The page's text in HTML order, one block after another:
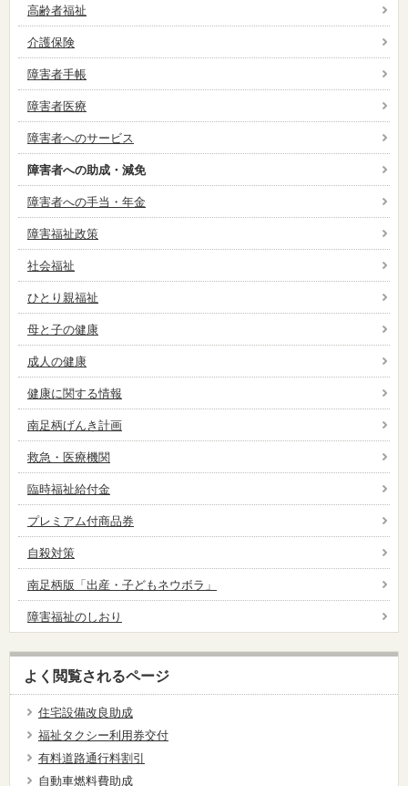
高齢者福祉
介護保険
障害者手帳
障害者医療
障害者へのサービス
障害者への助成・減免
障害者への手当・年金
障害福祉政策
社会福祉
ひとり親福祉
母と子の健康
成人の健康
健康に関する情報
南足柄げんき計画
救急・医療機関
臨時福祉給付金
プレミアム付商品券
自殺対策
南足柄版「出産・子どもネウボラ」
障害福祉のしおり
よく閲覧されるページ
住宅設備改良助成
福祉タクシー利用券交付
有料道路通行料割引
自動車燃料費助成